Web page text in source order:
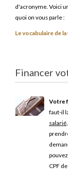
d'acronyme. Voici
quoi on vous parle :
Le vocabulaire de
Financer
Votre
faut-il
salarié
CPF